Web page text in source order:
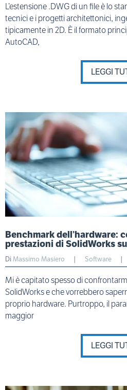
L’estensione .DWG di un file è lo
tecnici e i progetti architettonici,
tipicamente in 2D. È il formato
AutoCAD,
LEGGI
Benchmark dell’hardware:
prestazioni di SolidWorks
DiMassimo Masiero | Software |
Mi è capitato spesso di
SolidWorks e che vorrebbero
proprio hardware. Purtroppo, il
maggior
LEGGI